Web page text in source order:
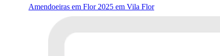
Amendoeiras em Flor 2025 em Vila Flor